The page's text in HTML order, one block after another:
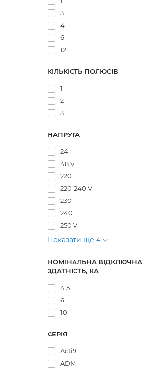
3
4
6
12
КІЛЬКІСТЬ ПОЛЮСІВ
1
2
3
НАПРУГА
24
48 V
220
220-240 V
230
240
250 V
Показати ще 4
НОМІНАЛЬНА ВІДКЛЮЧНА
ЗДАТНІСТЬ, КА
4.5
6
10
СЕРІЯ
Acti9
ADM